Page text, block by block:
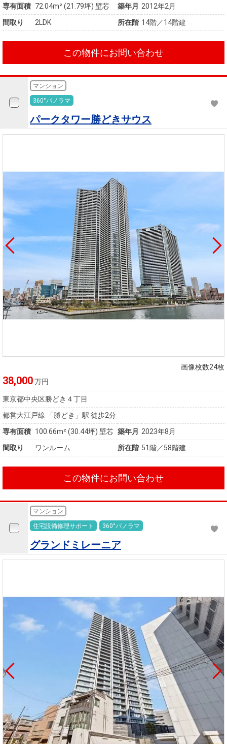
専有面積 72.04m²(21.79坪) 壁芯 築年月 2012年2月
間取り
2LDK 所在階 14階／14階建
この物件にお問い合わせ
マンション
360°パノラマ
パークタワー勝どきサウス
画像枚数24枚
38,000万円
東京都中央区勝どき４丁目
都営大江戸線 「勝どき」駅 徒歩2分
専有面積 100.66m²(30.44坪) 壁芯 築年月 2023年8月
間取り
ワンルーム 所在階 51階／58階建
この物件にお問い合わせ
マンション
住宅設備修理サポート 360°パノラマ
グランドミレーニア